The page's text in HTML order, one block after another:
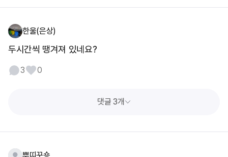
한울(은상)
두시간씩 땡겨져 있네요?
3 0
댓글 3개